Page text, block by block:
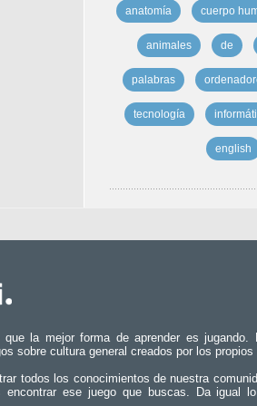
anatomía cuerpo
animales de
palabras
tecnología
english
que la mejor forma de aprender es jugando.
sobre cultura general creados por los propios
todos los conocimientos de nuestra
encontrar ese juego que buscas. Da igual